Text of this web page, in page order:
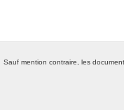
Sauf mention contraire, les